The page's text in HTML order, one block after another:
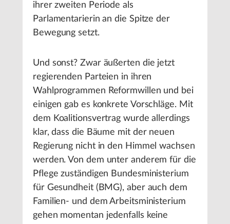
ihrer zweiten Periode als
Parlamentarierin an die Spitze der
Bewegung setzt.
Und sonst? Zwar äußerten die jetzt
regierenden Parteien in ihren
Wahlprogrammen Reformwillen und bei
einigen gab es konkrete Vorschläge. Mit
dem Koalitionsvertrag wurde allerdings
klar, dass die Bäume mit der neuen
Regierung nicht in den Himmel wachsen
werden. Von dem unter anderem für die
Pflege zuständigen Bundesministerium
für Gesundheit (BMG), aber auch dem
Familien- und dem Arbeitsministerium
gehen momentan jedenfalls keine